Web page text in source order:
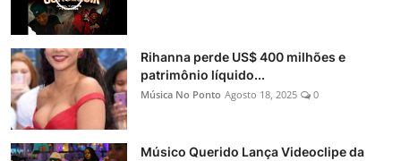
Rihanna perde US$ 400 milhões e
patrimônio líquido...
Música No Ponto Agosto 18, 2025 0
Músico Querido Lança Videoclipe da